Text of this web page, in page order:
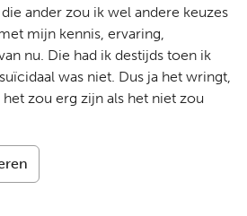
ander zou ik wel andere keuzes
mijn kennis, ervaring,
nu. Die had ik destijds toen ik
was niet. Dus ja het wringt,
zou erg zijn als het niet zou